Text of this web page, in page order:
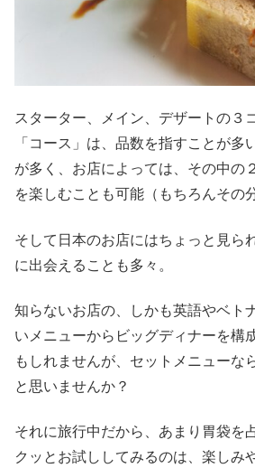
スターター、メイン、デザートの３
「コース」は、品数を指すことが多
が多く、お店によっては、その中の
を楽しむことも可能（もちろんその
そして日本のお店にはちょっと見ら
に出会えることも多々。
知らないお店の、しかも英語やベト
いメニューからビッグディナーを構
もしれませんが、セットメニューな
と思いませんか？
それに旅行中だから、あまり胃袋を
クッとお試ししてみるのは、楽しみ